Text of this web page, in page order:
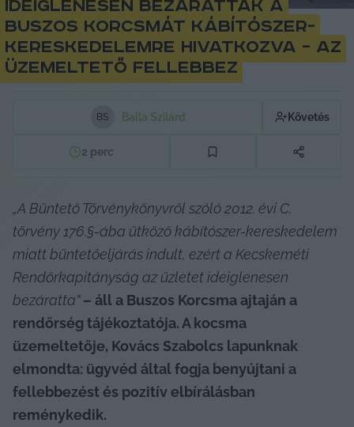
Ideiglenesen bezáratták a
Buszos Korcsmát kábítószer-
kereskedelemre hivatkozva – az
üzemeltető fellebbez
BS Balla Szilárd Követés
2 perc
„A Büntető Törvénykönyvről szóló 2012. évi C.
törvény 176.§-ába ütköző kábítószer-kereskedelem
miatt büntetőeljárás indult, ezért a Kecskeméti
Rendőrkapitányság az üzletet ideiglenesen
bezáratta” – áll a Buszos Korcsma ajtaján a
rendőrség tájékoztatója. A kocsma
üzemeltetője, Kovács Szabolcs lapunknak
elmondta: ügyvéd által fogja benyújtani a
fellebbezést és pozitív elbírálásban
reménykedik.